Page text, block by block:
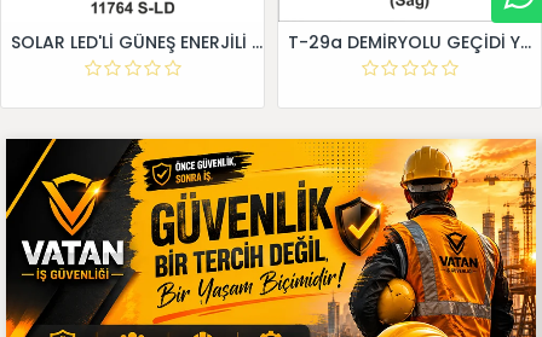
SOLAR LED'Lİ GÜNEŞ ENERJİLİ LEVHA T-29a DEMİRYOLU GEÇİDİ YAKLAŞIM LEVHALARI (Sağ)